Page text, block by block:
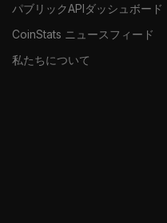
パブリックAPIダッシュボード
CoinStats ニュースフィード
私たちについて